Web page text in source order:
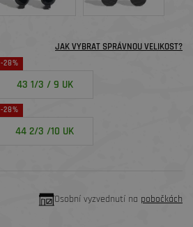
JAK VYBRAT SPRÁVNOU VELIKOST?
-28%
43 1/3 / 9 UK
-28%
44 2/3 /10 UK
Osobní vyzvednutí na pobočkách